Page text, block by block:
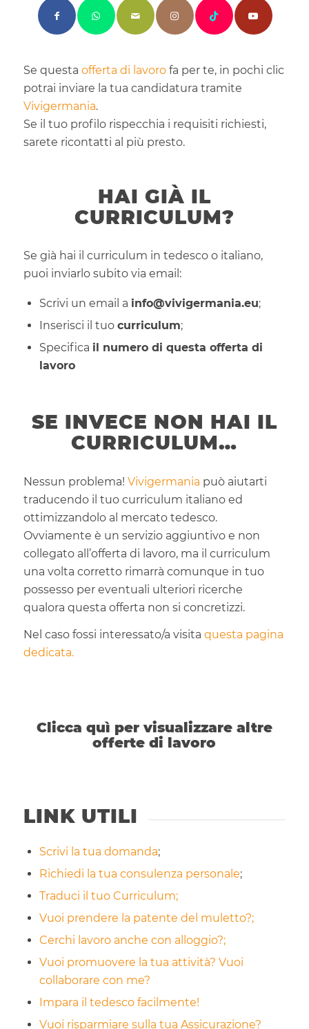
Se questa offerta di lavorofa per te, in pochi clic
potrai inviare la tua candidatura tramite
Vivigermania.
Se il tuo profilo rispecchia i requisiti richiesti,
sarete ricontatti al più presto.
HAI GIÀ IL
CURRICULUM?
Se già hai il curriculum in tedesco o italiano,
puoi inviarlo subito via email:
Scrivi un email a info@vivigermania.eu;
Inserisci il tuo curriculum;
Specifica il numero di questa offerta di
lavoro
SE INVECE NON HAI IL
CURRICULUM…
Nessun problema! Vivigermania può aiutarti
traducendo il tuo curriculum italiano ed
ottimizzandolo al mercato tedesco.
Ovviamente è un servizio aggiuntivo e non
collegato all’offerta di lavoro, ma il curriculum
una volta corretto rimarrà comunque in tuo
possesso per eventuali ulteriori ricerche
qualora questa offerta non si concretizzi.
Nel caso fossi interessato/a visita questa pagina
dedicata.
Clicca quì per visualizzare altre
offerte di lavoro
LINK UTILI
Scrivi la tua domanda;
Richiedi la tua consulenza personale;
Traduci il tuo Curriculum;
Vuoi prendere la patente del muletto?;
Cerchi lavoro anche con alloggio?;
Vuoi promuovere la tua attività? Vuoi
collaborare con me?
Impara il tedesco facilmente!
Vuoi risparmiare sulla tua Assicurazione?